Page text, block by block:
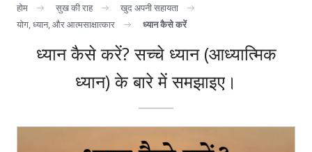
होम सुख की राह
खुद अपनी सहायता
योग, ध्यान, और आत्मसाक्षात्कार
ध्यान कैसे करें
ध्यान कैसे करें? सच्चे ध्यान (आध्यात्मिक
ध्यान) के बारे में समझाइए।